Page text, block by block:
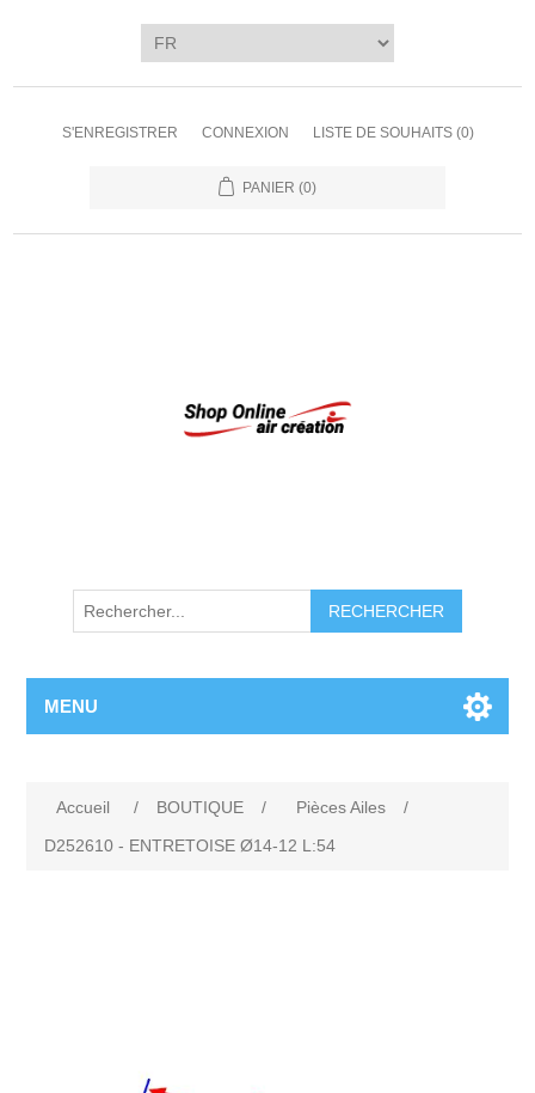
S'ENREGISTRER CONNEXION LISTE DE SOUHAITS (0)
PANIER (0)
RECHERCHER
MENU
Accueil / BOUTIQUE / Pièces Ailes
/
D252610 - ENTRETOISE Ø14-12 L:54